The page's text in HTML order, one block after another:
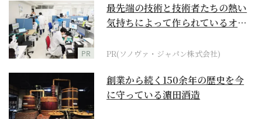
PR
最先端の技術と技術者たちの熱い
気持ちによって作られているオー
PR(ソノヴァ・ジャパン株式会社)
創業から続く150余年の歴史を今
に守っている濵田酒造